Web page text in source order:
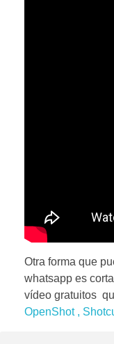
Otra forma que
whatsapp es
vídeo gratuitos
OpenShot ,